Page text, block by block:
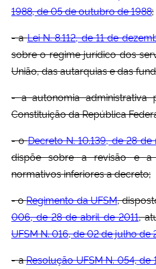
1988, de 05 de outubro de 1988;
- aLei N. 8.112, de 11 de
sobre o regime jurídico dos
União, das autarquias e das
- a autonomia administrativa
Constituição da República
- oDecreto N. 10.139, de 28
dispõe sobre a revisão e a
normativos inferiores a decreto;
- oRegimento da UFSM,
006, de 28 de abril de 2011,
UFSM N. 016, de 02 de julho de
- aResolução UFSM N. 054, de